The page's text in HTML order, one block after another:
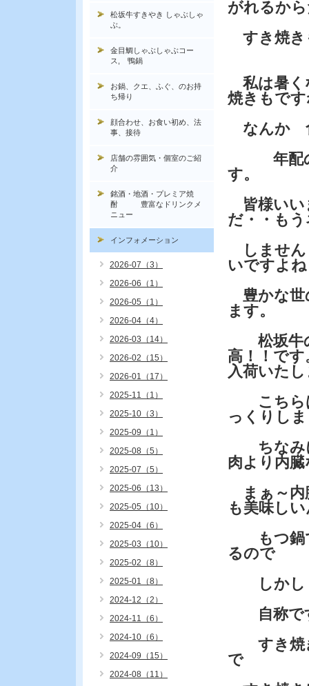
がれるか
すき焼き
私は暑く
焼きもで
なんか
年配の
す。
皆様いい
だ・・も
しません
いですよ
豊かな世
ます。
松坂牛
高！！で
入荷いた
こちら
っくりし
ちなみに
肉より内
まぁ～内
も美味し
もつ鍋
るので
しかし
自称で
すき焼き
で
松坂牛すきやき しゃぶしゃ
ぶ。
金目鯛しゃぶしゃぶコー
ス, 鴨鍋
お鍋、クエ、ふぐ、のお持
ち帰り
顔合わせ、お食い初め、法
事、接待
店舗の雰囲気・個室のご紹
介
銘酒・地酒・プレミア焼
酎 豊富なドリンクメ
ニュー
インフォメーション
2026-07（3）
2026-06（1）
2026-05（1）
2026-04（4）
2026-03（14）
2026-02（15）
2026-01（17）
2025-11（1）
2025-10（3）
2025-09（1）
2025-08（5）
2025-07（5）
2025-06（13）
2025-05（10）
2025-04（6）
2025-03（10）
2025-02（8）
2025-01（8）
2024-12（2）
2024-11（6）
2024-10（6）
2024-09（15）
2024-08（11）